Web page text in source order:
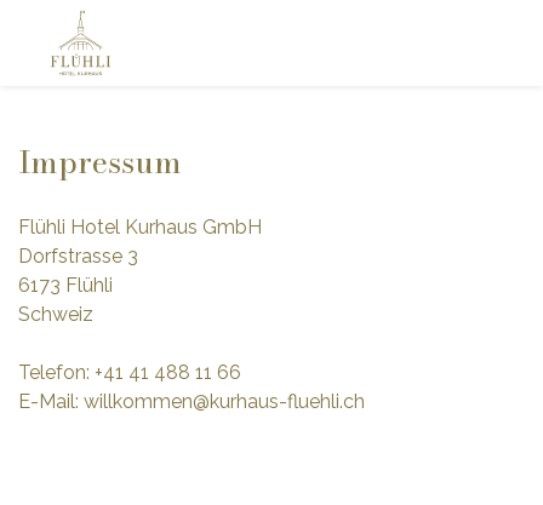
Impressum
Flühli Hotel Kurhaus GmbH
Dorfstrasse 3
6173 Flühli
Schweiz
Telefon: +41 41 488 11 66
E-Mail: willkommen@kurhaus-fluehli.ch